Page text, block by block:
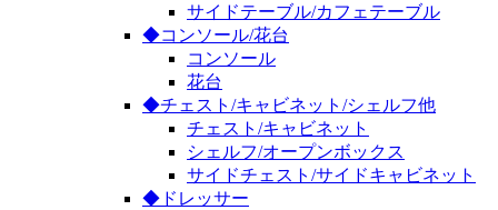
サイドテーブル/カフェテーブル
◆コンソール/花台
コンソール
花台
◆チェスト/キャビネット/シェルフ他
チェスト/キャビネット
シェルフ/オープンボックス
サイドチェスト/サイドキャビネット
◆ドレッサー